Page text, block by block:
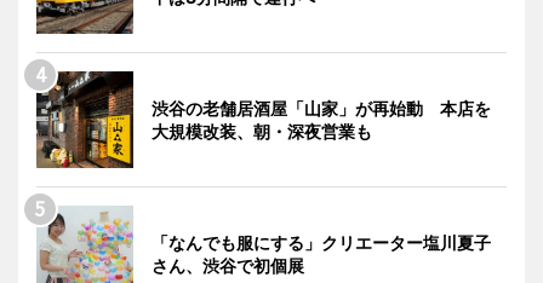
渋谷の老舗居酒屋「山家」が再始動 本店を
大規模改装、朝・深夜営業も
「なんでも服にする」クリエーター塩川夏子
さん、渋谷で初個展